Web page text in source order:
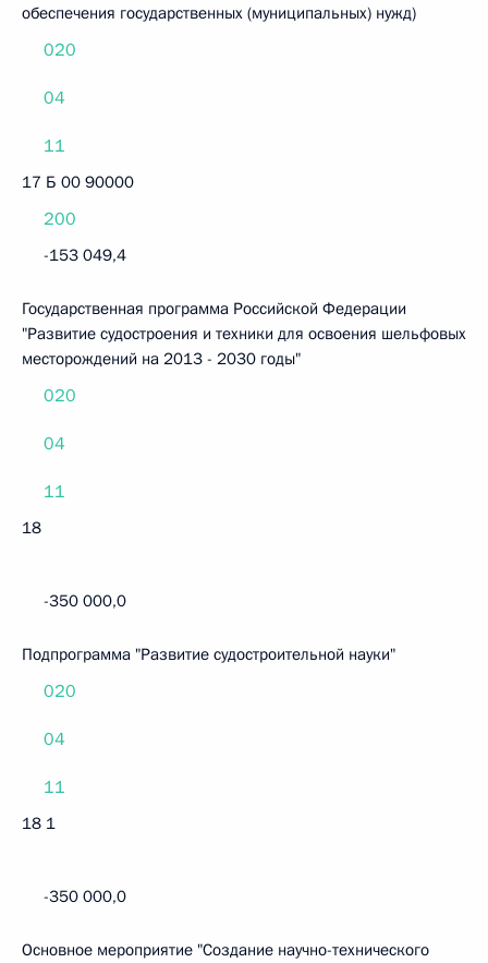
обеспечения государственных (муниципальных) нужд)
020
04
11
17 Б 00 90000
200
-153 049,4
Государственная программа Российской Федерации
"Развитие судостроения и техники для освоения шельфовых
месторождений на 2013 - 2030 годы"
020
04
11
18
-350 000,0
Подпрограмма "Развитие судостроительной науки"
020
04
11
18 1
-350 000,0
Основное мероприятие "Создание научно-технического